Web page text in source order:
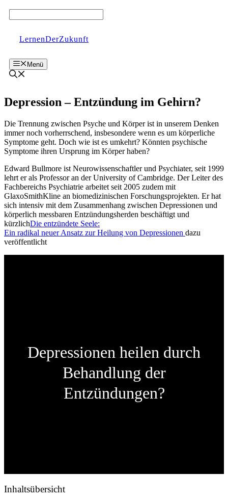
Zum
LernenDerZukunft
Menü
Depression – Entzündung im Gehirn?
Die Trennung zwischen Psyche und Körper ist in unserem Denken
immer noch vorherrschend, insbesondere wenn es um körperliche
Symptome geht. Doch wie ist es umkehrt? Könnten psychische
Symptome ihren Ursprung im Körper haben?
Edward Bullmore ist Neurowissenschaftler und Psychiater, seit 1999
lehrt er als Professor an der University of Cambridge. Der Leiter des
Fachbereichs Psychiatrie arbeitet seit 2005 zudem mit
GlaxoSmithKline an biomedizinischen Forschungsprojekten. Er hat
sich intensiv mit dem Zusammenhang zwischen Depressionen und
körperlich messbaren Entzündungsherden beschäftigt und
kürzlichDie entzündete Seele:
Ein radikal neuer Ansatz zur Heilung von Depressionen dazu
veröffentlicht
Depressionen heilen durch
Behandlung der
Entzündungen?
Inhaltsübersicht